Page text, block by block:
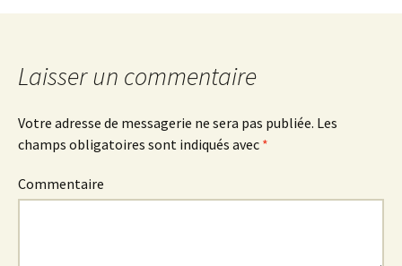
des
articles
Laisser un commentaire
Votre adresse de messagerie ne sera pas publiée. Les
champs obligatoires sont indiqués avec *
Commentaire